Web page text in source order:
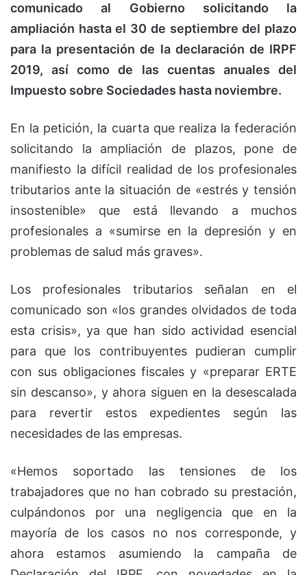
comunicado al Gobierno solicitando la
ampliación hasta el 30 de septiembre del plazo
para la presentación de la declaración de IRPF
2019, así como de las cuentas anuales del
Impuesto sobre Sociedades hasta noviembre.
En la petición, la cuarta que realiza la federación
solicitando la ampliación de plazos, pone de
manifiesto la difícil realidad de los profesionales
tributarios ante la situación de «estrés y tensión
insostenible» que está llevando a muchos
profesionales a «sumirse en la depresión y en
problemas de salud más graves».
Los profesionales tributarios señalan en el
comunicado son «los grandes olvidados de toda
esta crisis», ya que han sido actividad esencial
para que los contribuyentes pudieran cumplir
con sus obligaciones fiscales y «preparar ERTE
sin descanso», y ahora siguen en la desescalada
para revertir estos expedientes según las
necesidades de las empresas.
«Hemos soportado las tensiones de los
trabajadores que no han cobrado su prestación,
culpándonos por una negligencia que en la
mayoría de los casos no nos corresponde, y
ahora estamos asumiendo la campaña de